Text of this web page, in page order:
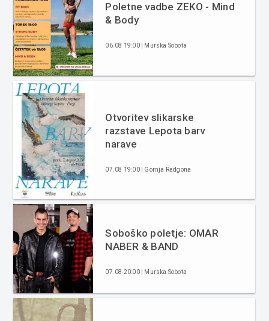
Poletne vadbe ZEKO - Mind
& Body
06.08 19:00 | Murska Sobota
Otvoritev slikarske
razstave Lepota barv
narave
07.08 19:00 | Gornja Radgona
Soboško poletje: OMAR
NABER & BAND
07.08 20:00 | Murska Sobota